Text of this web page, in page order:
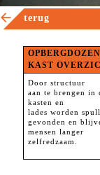
terug
KAST
Door structuur
aan te brengen in
kasten en
lades worden
gevonden en
mensen langer
zelfredzaam.